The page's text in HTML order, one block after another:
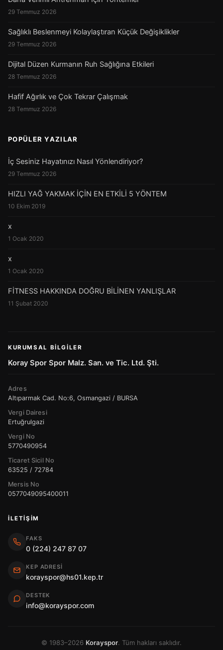
29 Temmuz 2026
Sağlıklı Beslenmeyi Kolaylaştıran Küçük Değişiklikler
29 Temmuz 2026
Dijital Düzen Kurmanın Ruh Sağlığına Etkileri
28 Temmuz 2026
Hafif Ağırlık ve Çok Tekrar Çalışmak
28 Temmuz 2026
POPÜLER YAZILAR
İç Sesiniz Hayatınızı Nasıl Yönlendiriyor?
29 Temmuz 2026
HIZLI YAĞ YAKMAK İÇİN EN ETKİLİ 5 YÖNTEM
10 Ekim 2019
x
1 Ocak 2020
x
1 Ocak 2020
FİTNESS HAKKINDA DOĞRU BİLİNEN YANLIŞLAR
11 Şubat 2020
KURUMSAL BILGILER
Koray Spor Spor Malz. San. ve Tic. Ltd. Şti.
Adres
Altıparmak Cad. No:6, Osmangazi / BURSA
Vergi Dairesi
Ertuğrulgazi
Vergi No
5770490954
Ticaret Sicil No
63525 / 72784
Mersis No
0577049095400011
İLETIŞIM
FAKS
0 (224) 247 87 07
KEP ADRESI
korayspor@hs01.kep.tr
DESTEK
info@korayspor.com
© 1983–2026 Korayspor. Tüm hakları saklıdır.